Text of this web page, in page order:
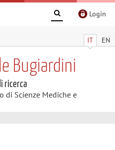
Login
IT EN
Bugiardini
ricerca
di Scienze Mediche e